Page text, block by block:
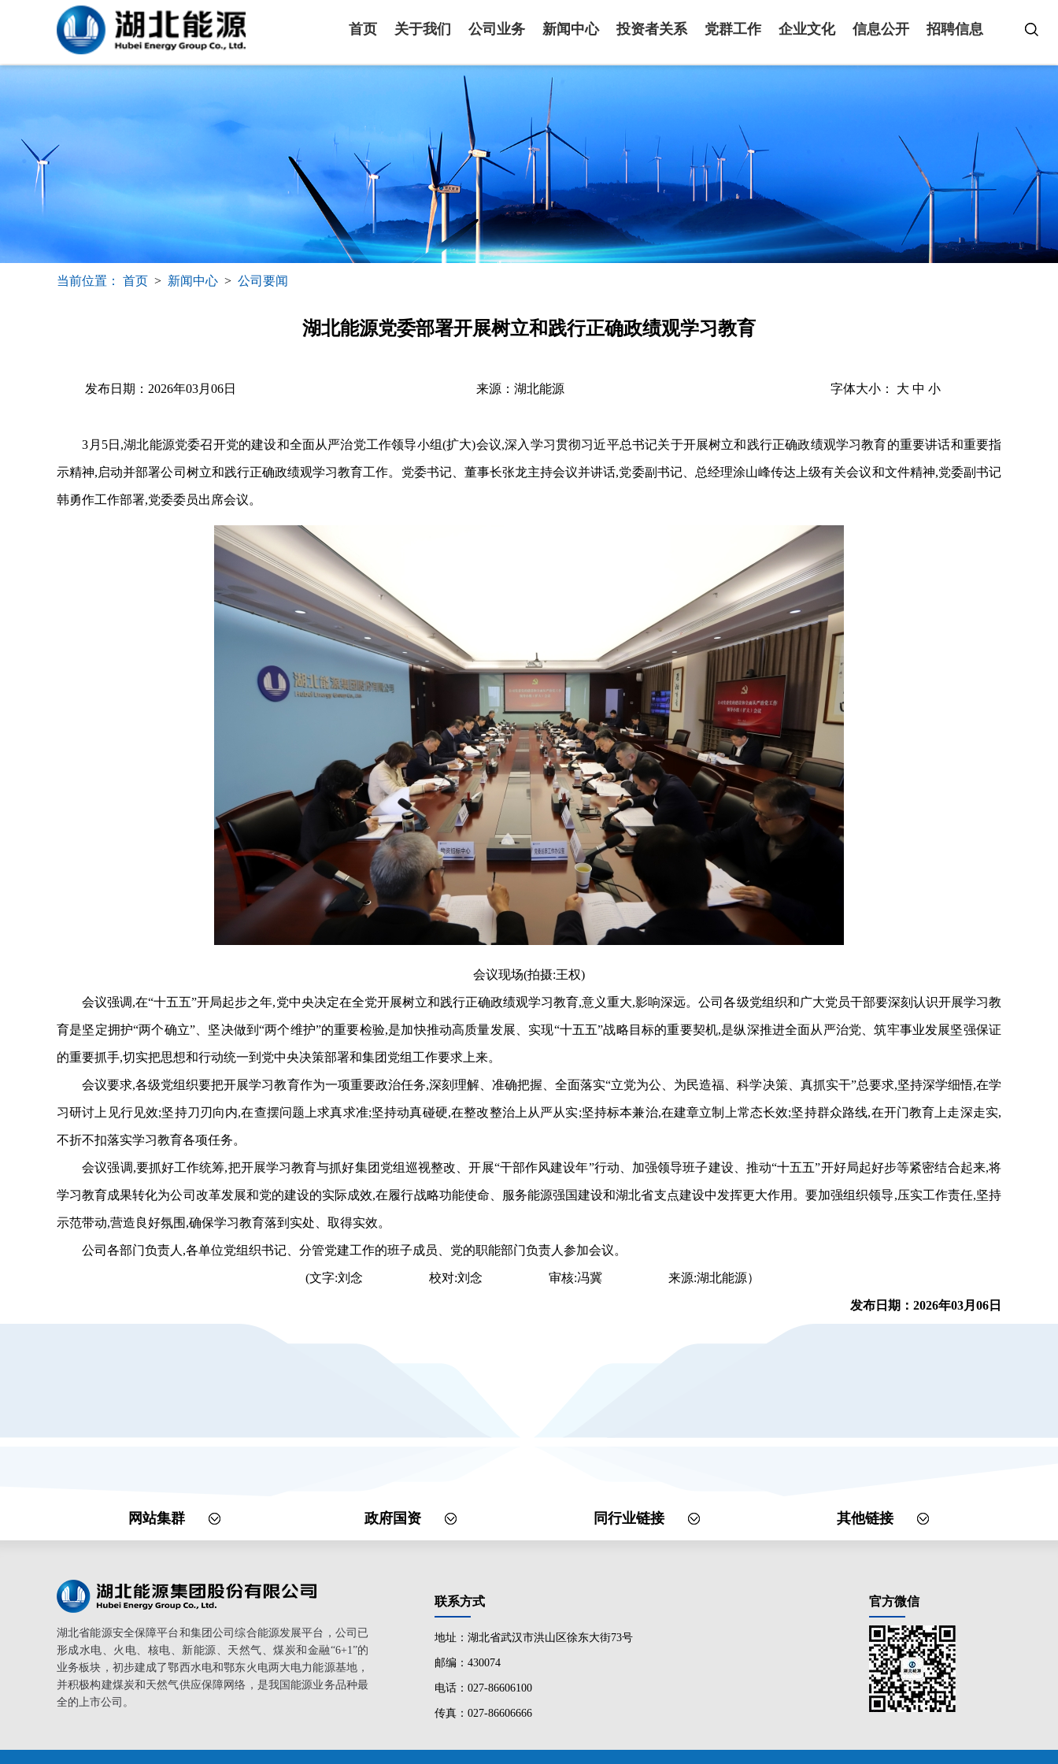
首页 关于我们 公司业务 新闻中心 投资者关系 党群工作 企业文化 信息公开 招聘信息
当前位置： 首页 > 新闻中心 > 公司要闻
湖北能源党委部署开展树立和践行正确政绩观学习教育
发布日期：2026年03月06日 来源：湖北能源 字体大小： 大 中 小
3月 5日,湖北能源党委召开党的建设和全面从严治党工作领导小组(扩大)会议,深入学习贯彻习近平总书记关于开展树立和践行正确政绩观学习教育的重要讲话和重要指
示精神, 启动并部署公司 树立和践行正确政绩观学习教育工作。 党委书记、董事长张龙主持会议并讲话,党委副书记、总经理涂山峰传达上级有关会议和文件精神,党委副书记
韩勇作工作部署,党委委员出席会议。
会议现场(拍摄:王权)
会议强调,在“十五五”开局起步之年,党中央决定在全党开展树立和践行正确政绩观学习教育,意义重大,影响深远。公司各级党组织和广大党员干部要深刻认识开展学习教
育是坚定拥护“两个确立”、坚决做到“两个维护”的重要检验,是加快推动高质量发展、实现“十五五”战略目标的重要契机,是纵深推进全面从严治党、筑牢事业发展坚强保证
的重要抓手,切实把思想和行动统一到党中央决策部署和集团党组工作要求 上来。
会议要求,各级党组织要把开展学习教育作为一项重要政治任务,深刻理解、准确把握、全面落实“立党为公、为民造福、科学决策、真抓实干”总要求,坚持深学细悟,在学
习研讨上见行见效;坚持刀刃向内,在查摆问题上求真求准;坚持动真碰硬,在整改整治上从严从实;坚持标本兼治,在建章立制上常态长效;坚持群众路线,在开门教育上走深走实,
不折不扣落实学习教育各项任务。
会议强调,要抓好工作统筹,把开展学习教育与抓好集团党组巡视整改、开展“干部作风建设年”行动、加强领导班子建设、推动“十五五”开好局起好步等紧密结合起来,将
学习教育成果转化为公司改革发展和党的建设的实际成效,在履行战略功能使命、服务能源强国建设和湖北省支点建设中发挥更大作用。要加强组织领导,压实工作责任,坚持
示范带动,营造良好氛围,确保学习教育落到实处、取得实效。
公司各部门负责人 ,各单位党组织书记、分管党建工作的班子成员、党的职能部门负责人 参加会议。
(文字:刘念 校对:刘念 审核:冯冀 来源:湖北能源）
发布日期：2026年03月06日
网站集群 政府国资 同行业链接 其他链接
湖北省能源安全保障平台和集团公司综合能源发展平台，公司已
形成水电、火电、核电、新能源、天然气、煤炭和金融“6+1”的
业务板块，初步建成了鄂西水电和鄂东火电两大电力能源基地，
并积极构建煤炭和天然气供应保障网络，是我国能源业务品种最
全的上市公司。
联系方式
地址：湖北省武汉市洪山区徐东大街73号
邮编：430074
电话：027-86606100
传真：027-86606666
官方微信